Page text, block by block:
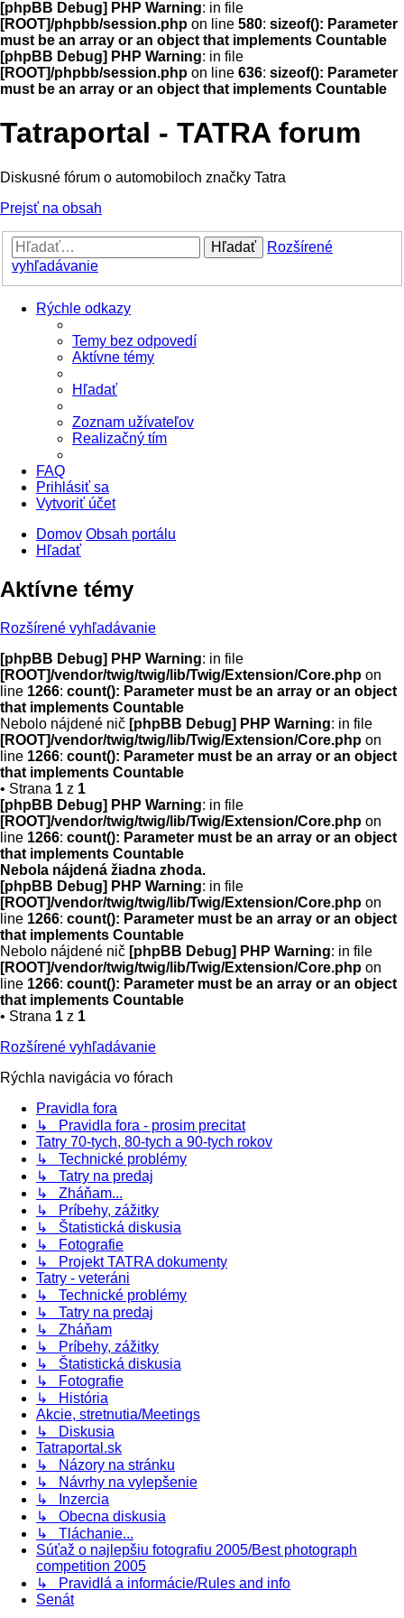
[phpBB Debug] PHP Warning: in file
[ROOT]/phpbb/session.php on line 580: sizeof(): Parameter
must be an array or an object that implements Countable
[phpBB Debug] PHP Warning: in file
[ROOT]/phpbb/session.php on line 636: sizeof(): Parameter
must be an array or an object that implements Countable
Tatraportal - TATRA forum
Diskusné fórum o automobiloch značky Tatra
Prejsť na obsah
Hľadať
Rozšírené
vyhľadávanie
Rýchle odkazy
Temy bez odpovedí
Aktívne témy
Hľadať
Zoznam užívateľov
Realizačný tím
FAQ
Prihlásiť sa
Vytvoriť účet
Domov Obsah portálu
Hľadať
Aktívne témy
Rozšírené vyhľadávanie
[phpBB Debug] PHP Warning: in file
[ROOT]/vendor/twig/twig/lib/Twig/Extension/Core.php on
line 1266: count(): Parameter must be an array or an object
that implements Countable
Nebolo nájdené nič [phpBB Debug] PHP Warning: in file
[ROOT]/vendor/twig/twig/lib/Twig/Extension/Core.php on
line 1266: count(): Parameter must be an array or an object
that implements Countable
• Strana 1 z 1
[phpBB Debug] PHP Warning: in file
[ROOT]/vendor/twig/twig/lib/Twig/Extension/Core.php on
line 1266: count(): Parameter must be an array or an object
that implements Countable
Nebola nájdená žiadna zhoda.
[phpBB Debug] PHP Warning: in file
[ROOT]/vendor/twig/twig/lib/Twig/Extension/Core.php on
line 1266: count(): Parameter must be an array or an object
that implements Countable
Nebolo nájdené nič [phpBB Debug] PHP Warning: in file
[ROOT]/vendor/twig/twig/lib/Twig/Extension/Core.php on
line 1266: count(): Parameter must be an array or an object
that implements Countable
• Strana 1 z 1
Rozšírené vyhľadávanie
Rýchla navigácia vo fórach
Pravidla fora
↳ Pravidla fora - prosim precitat
Tatry 70-tych, 80-tych a 90-tych rokov
↳ Technické problémy
↳ Tatry na predaj
↳ Zháňam...
↳ Príbehy, zážitky
↳ Štatistická diskusia
↳ Fotografie
↳ Projekt TATRA dokumenty
Tatry - veteráni
↳ Technické problémy
↳ Tatry na predaj
↳ Zháňam
↳ Príbehy, zážitky
↳ Štatistická diskusia
↳ Fotografie
↳ História
Akcie, stretnutia/Meetings
↳ Diskusia
Tatraportal.sk
↳ Názory na stránku
↳ Návrhy na vylepšenie
↳ Inzercia
↳ Obecna diskusia
↳ Tláchanie...
Súťaž o najlepšiu fotografiu 2005/Best photograph
competition 2005
↳ Pravidlá a informácie/Rules and info
Senát